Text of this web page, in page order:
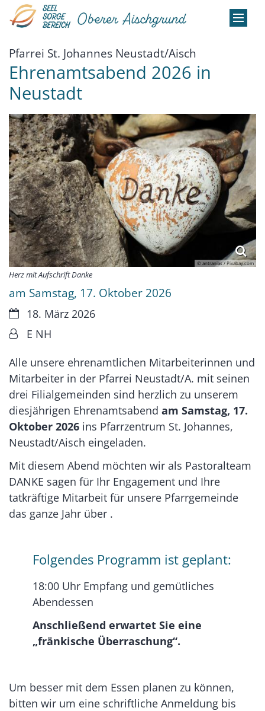
Zum Inhalt springen
Pfarrei St. Johannes Neustadt/Aisch
Ehrenamtsabend 2026 in
Neustadt
© antranias / Pixabay.com
Herz mit Aufschrift Danke
am Samstag, 17. Oktober 2026
Datum:18. März 2026
Von:E NH
Alle unsere ehrenamtlichen Mitarbeiterinnen und
Mitarbeiter in der Pfarrei Neustadt/A. mit seinen
drei Filialgemeinden sind herzlich zu unserem
diesjährigen Ehrenamtsabend am Samstag, 17.
Oktober 2026 ins Pfarrzentrum St. Johannes,
Neustadt/Aisch eingeladen.
Mit diesem Abend möchten wir als Pastoralteam
DANKE sagen für Ihr Engagement und Ihre
tatkräftige Mitarbeit für unsere Pfarrgemeinde
das ganze Jahr über .
Folgendes Programm ist geplant:
18:00 Uhr Empfang und gemütliches
Abendessen
Anschließend erwartet Sie eine
„fränkische Überraschung“.
Um besser mit dem Essen planen zu können,
bitten wir um eine schriftliche Anmeldung bis